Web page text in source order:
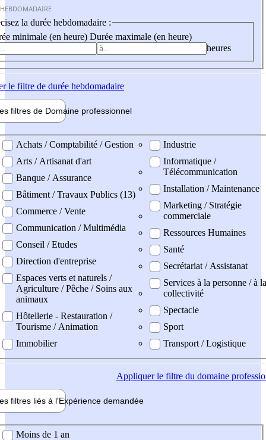
la durée hebdomadaire :
minimale (en heure) Durée maximale (en heure)
heures
le filtre de durée hebdomadaire
filtres de Domaine professionnel
professionel
Achats / Comptabilité / Gestion
Arts / Artisanat d'art
Banque / Assurance
Bâtiment / Travaux Publics (13)
Commerce / Vente
Communication / Multimédia
Conseil / Etudes
Direction d'entreprise
Espaces verts et naturels /
Agriculture / Pêche / Soins aux
animaux
Hôtellerie - Restauration /
Tourisme / Animation
Immobilier
Industrie
Informatique /
Télécommunication
Installation / Maintenance
Marketing / Stratégie
commerciale
Ressources Humaines
Santé
Secrétariat / Assistanat
Services à la personne / à la
collectivité
Spectacle
Sport
Transport / Logistique
Appliquerle filtre du domaine
filtres liés à l'Expérience demandée
demandée
Moins de 1 an